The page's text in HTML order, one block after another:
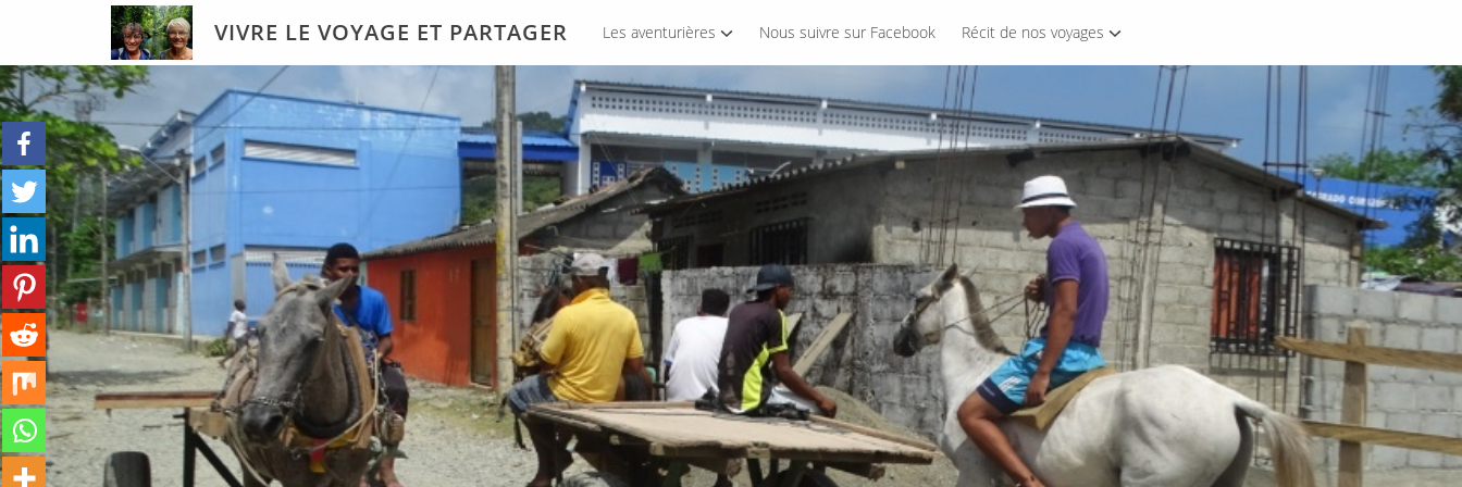
content
VIVRE LE VOYAGE ET PARTAGER Les aventurières Nous suivre sur Facebook Récit de nos voyages